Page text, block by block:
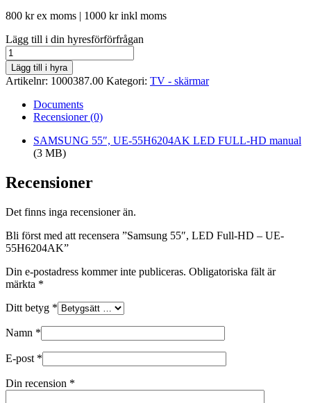
800 krex moms | 1000 krinkl moms
Lägg till i din hyresförförfrågan
Samsung
55",
LED
Full-
55H6204AK
mängd
Lägg till i hyra
Artikelnr: 1000387.00 Kategori: TV - skärmar
Documents
Recensioner (0)
SAMSUNG 55″, UE-55H6204AK LED FULL-HD manual
(3 MB)
Recensioner
Det finns inga recensioner än.
Bli först med att recensera ”Samsung 55″, LED Full-HD – UE-
55H6204AK”
Din e-postadress kommer inte publiceras. Obligatoriska fält är
märkta *
Ditt betyg *
Namn *
E-post *
Din recension *